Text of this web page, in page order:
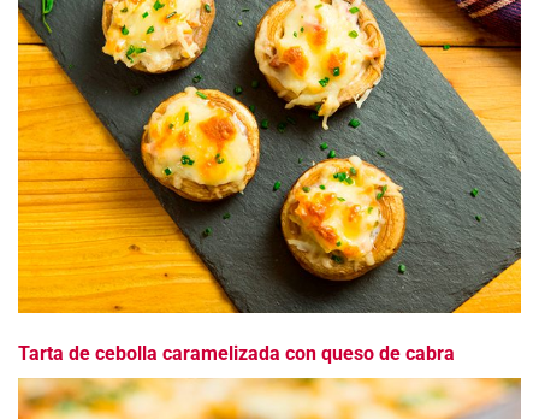
Tarta de cebolla caramelizada con queso de cabra